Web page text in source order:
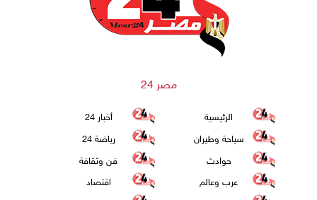
مصر 24
الرئيسية
أخبار 24
سياحة وطيران
رياضة 24
حوادث
فن وثقافة
عرب وعالم
اقتصاد